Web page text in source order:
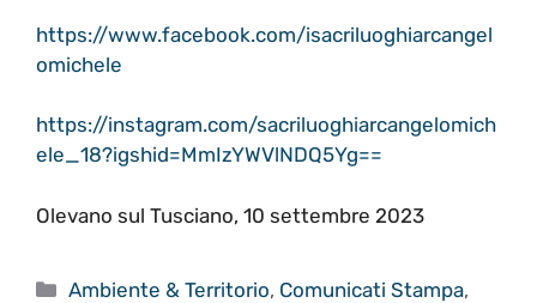
https://www.facebook.com/isacriluoghiarcangel
omichele
https://instagram.com/sacriluoghiarcangelomich
ele_18?igshid=MmIzYWVlNDQ5Yg==
Olevano sul Tusciano, 10 settembre 2023
Categorie
Ambiente & Territorio, Comunicati Stampa,